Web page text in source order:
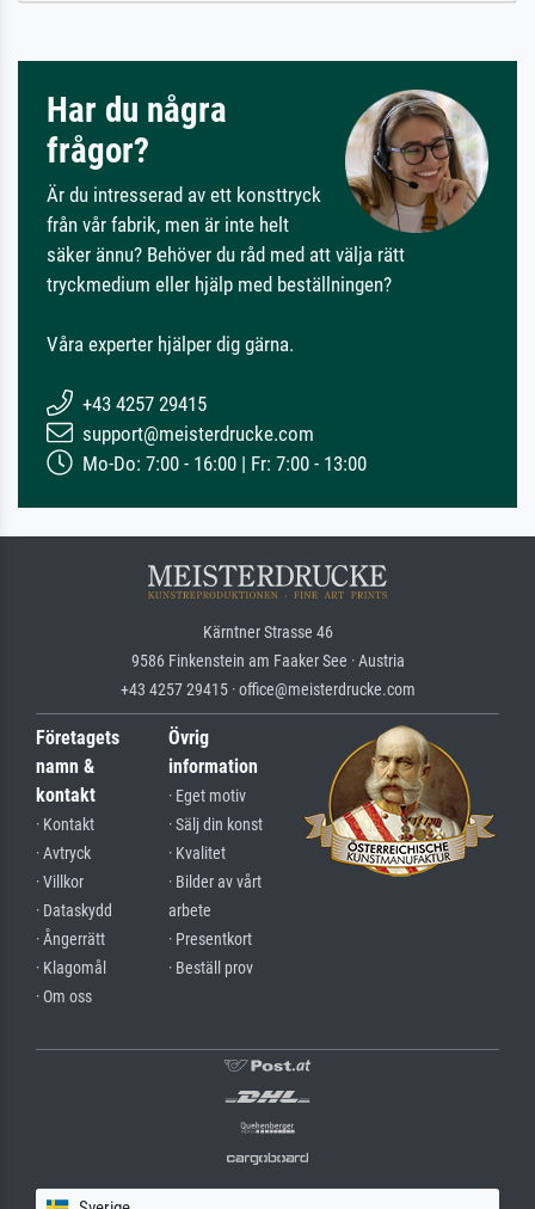
Har du några
frågor?
Är du intresserad av ett konsttryck
från vår fabrik, men är inte helt
säker ännu? Behöver du råd med att välja rätt
tryckmedium eller hjälp med beställningen?
Våra experter hjälper dig gärna.
+43 4257 29415
support@meisterdrucke.com
Mo-Do: 7:00 - 16:00 | Fr: 7:00 - 13:00
Kärntner Strasse 46
9586 Finkenstein am Faaker See · Austria
+43 4257 29415 · office@meisterdrucke.com
Företagets
namn &
kontakt
· Kontakt
· Avtryck
· Villkor
· Dataskydd
· Ångerrätt
· Klagomål
· Om oss
Övrig
information
· Eget motiv
· Sälj din konst
· Kvalitet
· Bilder av vårt
arbete
· Presentkort
· Beställ prov